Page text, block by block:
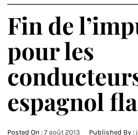
Fin de
pour les
espagnol
Posted On :7 août 2013 Published By :